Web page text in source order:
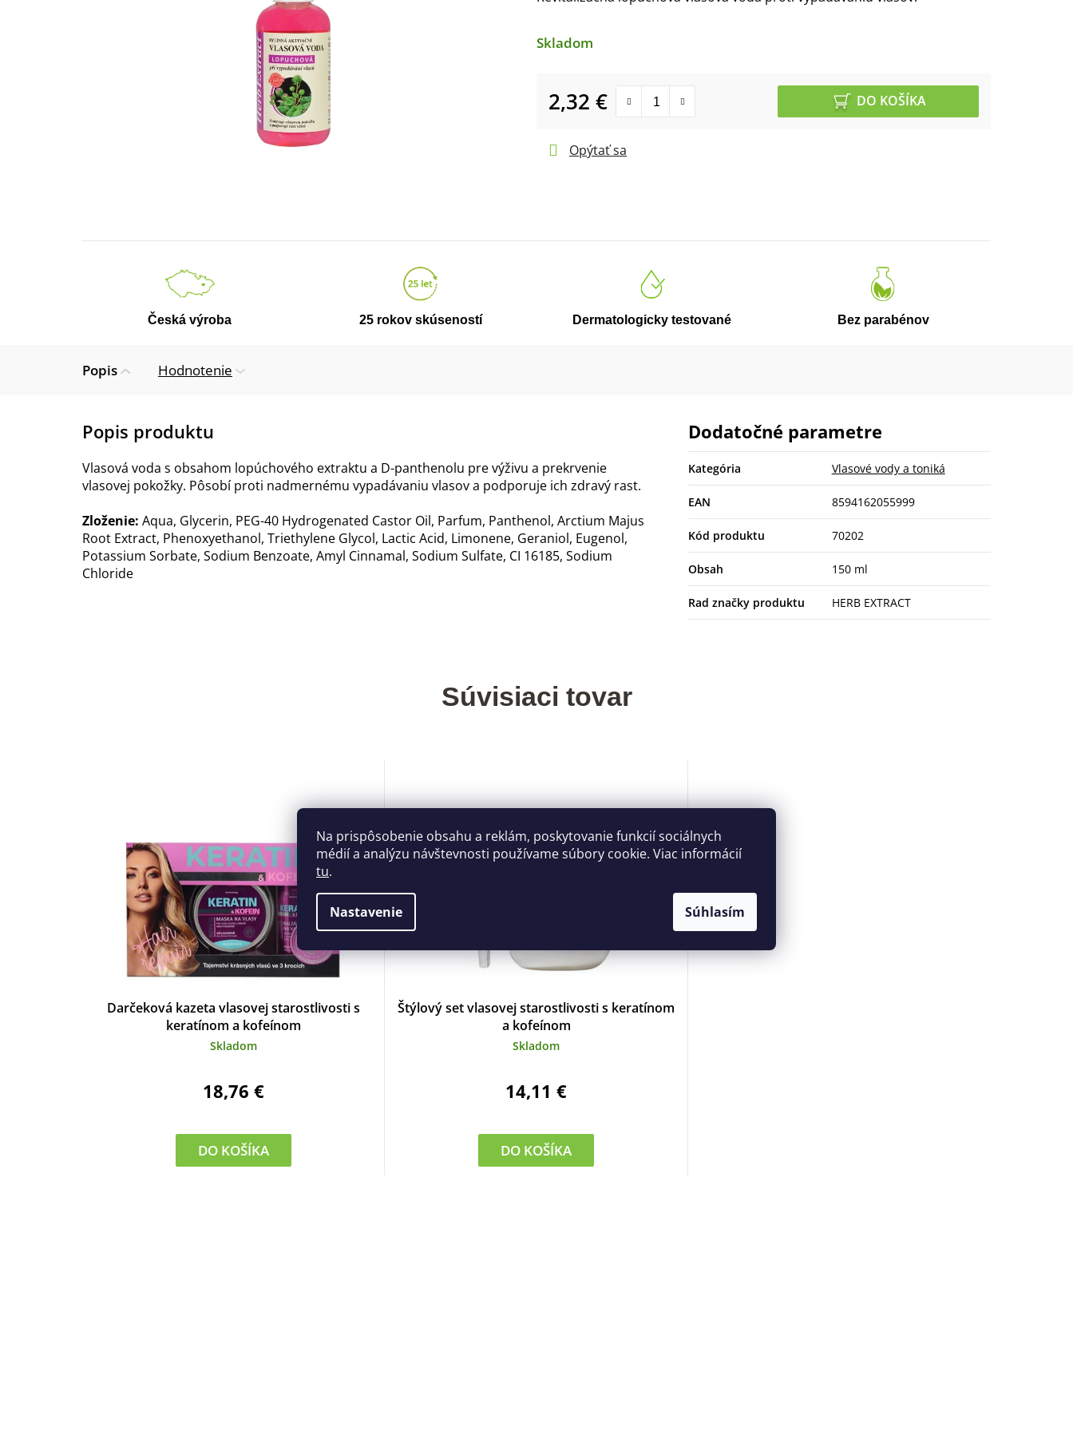
Na prispôsobenie obsahu a reklám, poskytovanie funkcií sociálnych
médií a analýzu návštevnosti používame súbory cookie. Viac informácií
tu.
Nastavenie Súhlasím
0,0
Skladom
2,32 €
Jednotková cena:
DO KOŠÍKA
Opýtať sa
Česká výroba 25 rokov skúseností Dermatologicky testované Bez parabénov
Popis Hodnotenie
Vlasová voda s obsahom lopúchového extraktu a D-panthenolu pre výživu a prekrvenie
vlasovej pokožky. Pôsobí proti nadmernému vypadávaniu vlasov a podporuje ich zdravý rast.
Zloženie: Aqua, Glycerin, PEG-40 Hydrogenated Castor Oil, Parfum, Panthenol, Arctium Majus
Root Extract, Phenoxyethanol, Triethylene Glycol, Lactic Acid, Limonene, Geraniol, Eugenol,
Potassium Sorbate, Sodium Benzoate, Amyl Cinnamal, Sodium Sulfate, CI 16185, Sodium
Chloride
Dodatočné parametre
Kategória Vlasové vody a toniká
EAN 8594162055999
Kód produktu 70202
Obsah 150 ml
Rad značky produktu HERB EXTRACT
Súvisiaci tovar
Darčeková kazeta vlasovej starostlivosti s
keratínom a kofeínom
Skladom
18,76 €
DO KOŠÍKA
Štýlový set vlasovej starostlivosti s keratínom
a kofeínom
Skladom
14,11 €
DO KOŠÍKA